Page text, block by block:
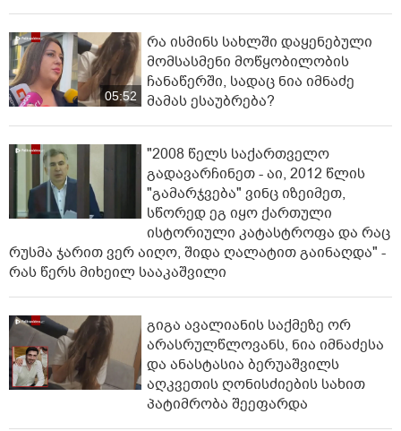
05:52
რა ისმინს სახლში დაყენებული
მომსასმენი მოწყობილობის
ჩანაწერში, სადაც ნია იმნაძე
მამას ესაუბრება?
"2008 წელს საქართველო
გადავარჩინეთ - აი, 2012 წლის
"გამარჯვება" ვინც იზეიმეთ,
სწორედ ეგ იყო ქართული
ისტორიული კატასტროფა და რაც
რუსმა ჯარით ვერ აიღო, შიდა ღალატით გაინაღდა" -
რას წერს მიხეილ სააკაშვილი
გიგა ავალიანის საქმეზე ორ
არასრულწლოვანს, ნია იმნაძესა
და ანასტასია ბერუაშვილს
აღკვეთის ღონისძიების სახით
პატიმრობა შეეფარდა